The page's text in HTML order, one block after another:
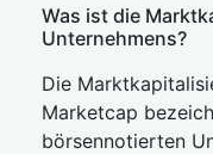
Was ist die
Unternehmens?
Die
Marketcap
börsennotierten